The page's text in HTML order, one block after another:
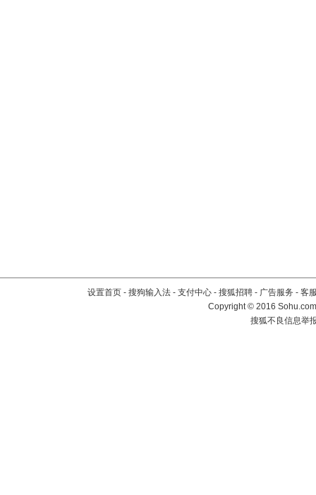
设置首页 - 搜狗输入法 - 支付中心 - 搜狐招聘 - 广告服务 - 客
Copyright©2016
搜狐不良信息举